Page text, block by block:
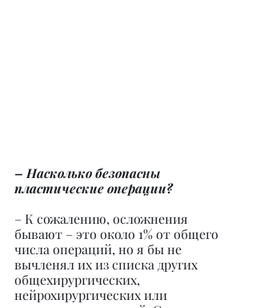
– Насколько безопасны
пластические операции?
– К сожалению, осложнения
бывают – это около 1% от общего
числа операций, но я бы не
вычленял их из списка других
общехирургических,
нейрохирургических или